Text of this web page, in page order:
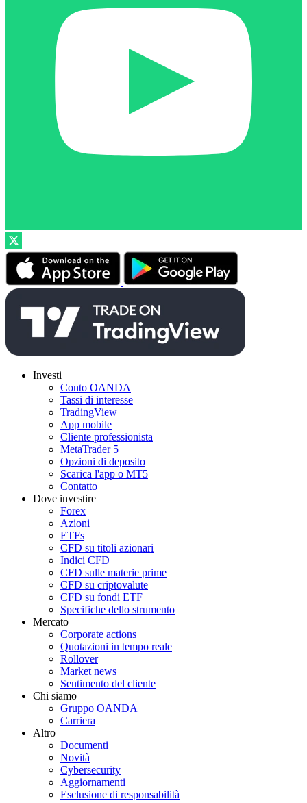
Investi
Conto OANDA
Tassi di interesse
TradingView
App mobile
Cliente professionista
MetaTrader 5
Opzioni di deposito
Scarica l'app o MT5
Contatto
Dove investire
Forex
Azioni
ETFs
CFD su titoli azionari
Indici CFD
CFD sulle materie prime
CFD su criptovalute
CFD su fondi ETF
Specifiche dello strumento
Mercato
Corporate actions
Quotazioni in tempo reale
Rollover
Market news
Sentimento del cliente
Chi siamo
Gruppo OANDA
Carriera
Altro
Documenti
Novità
Cybersecurity
Aggiornamenti
Esclusione di responsabilità